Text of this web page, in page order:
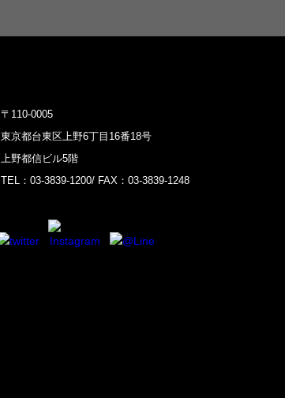
〒110-0005
東京都台東区上野6丁目16番18号
上野都信ビル5階
TEL：03-3839-1200/ FAX：03-3839-1248